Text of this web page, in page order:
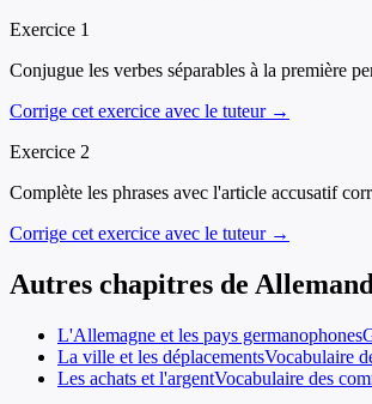
Exercice 1
Conjugue les verbes séparables à la première
Corrige cet exercice avec le tuteur →
Exercice 2
Complète les phrases avec l'article accusatif
Corrige cet exercice avec le tuteur →
Autres chapitres de Allemand
L'Allemagne et les pays germanophones
La ville et les déplacementsVocabulaire
Les achats et l'argentVocabulaire des